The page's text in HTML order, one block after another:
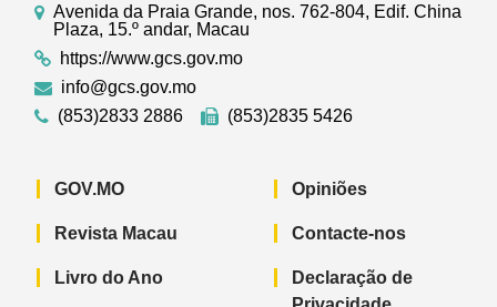
Avenida da Praia Grande, nos. 762-804, Edif. China
Plaza, 15.º andar, Macau
https://www.gcs.gov.mo
info@gcs.gov.mo
(853)2833 2886
(853)2835 5426
GOV.MO
Revista Macau
Livro do Ano
Opiniões
Contacte-nos
Declaração de